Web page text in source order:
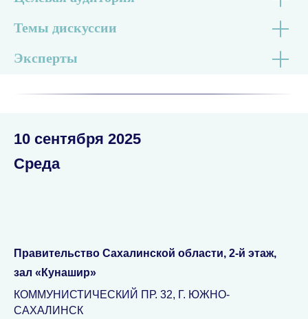
Темы дискуссии
Эксперты
10 сентября 2025
Среда
Правительство Сахалинской области, 2-й этаж,
зал «Кунашир»
КОММУНИСТИЧЕСКИЙ ПР. 32, Г. ЮЖНО-
САХАЛИНСК